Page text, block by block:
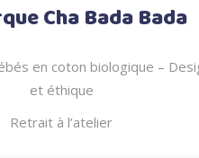
Cha Bada Bada
en coton biologique –
et éthique
Retrait à l’atelier